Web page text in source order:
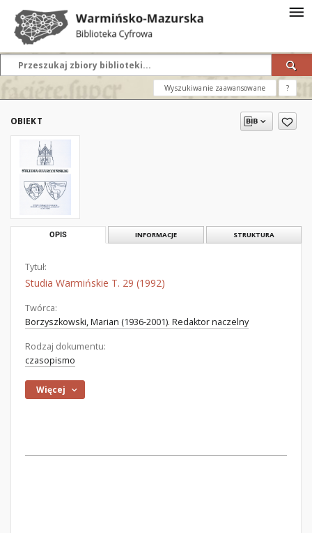
Wyszukiwanie zaawansowane ?
OBIEKT
OPIS INFORMACJE STRUKTURA
Tytuł:
Studia Warmińskie T. 29 (1992)
Twórca:
Borzyszkowski, Marian (1936-2001). Redaktor naczelny
Rodzaj dokumentu:
czasopismo
Więcej